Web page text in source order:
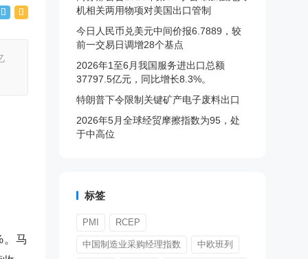
。马
机相关两用物项对美国出口管制
今日人民币兑美元中间价报6.7889，较
前一交易日调增28个基点
2026年1至6月我国服务进出口总额
37797.5亿元，同比增长8.3%。
特朗普下令限制关键矿产电子废料出口
2026年5月全球经贸摩擦指数为95，处
于中高位
标签
PMI RCEP
中国制造业采购经理指数 中欧班列